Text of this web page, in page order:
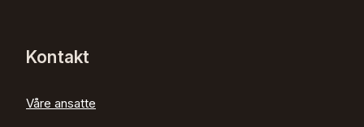
Kontakt
Våre ansatte